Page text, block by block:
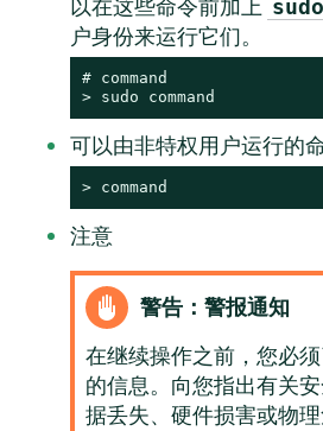
以在这些命令前加上 sudo
户身份来运行它们。
# command
> sudo command
可以由非特权用户运行的命
> command
注意
警告：警报通知
在继续操作之前，您必
的信息。向您指出有关
据丢失、硬件损害或物理